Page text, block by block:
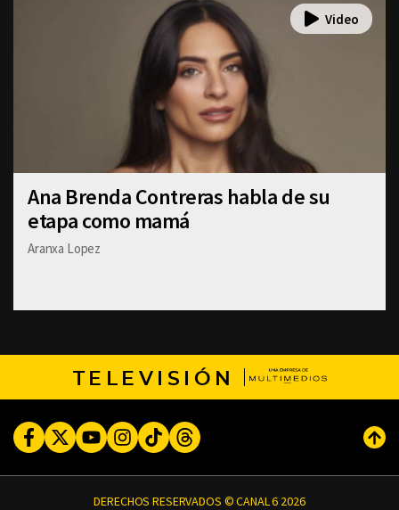
Ana Brenda Contreras habla de su
etapa como mamá
Aranxa Lopez
TELEVISIÓN
FacebookTwitterYoutubeInstagram
TikTokThreads
DERECHOS RESERVADOS © CANAL 6 2026